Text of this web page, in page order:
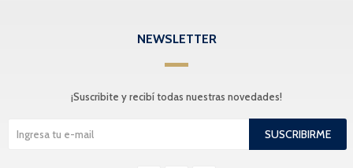
NEWSLETTER
¡Suscribite y recibí todas nuestras novedades!
SUSCRIBIRME